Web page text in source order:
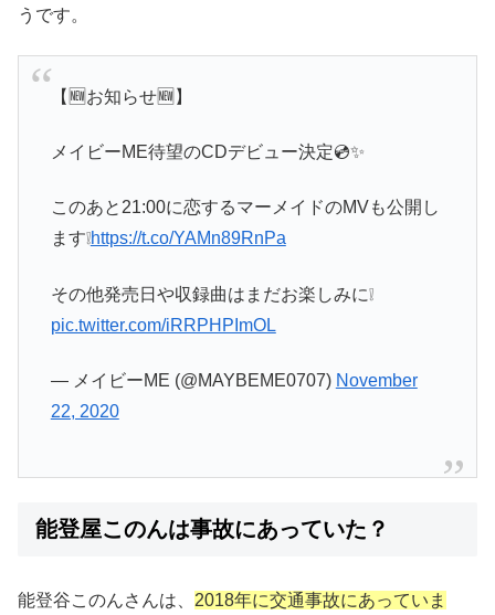
うです。
【🆕お知らせ🆕】
メイビーME待望のCDデビュー決定💿✨
このあと21:00に恋するマーメイドのMVも公開し
ます❕https://t.co/YAMn89RnPa
その他発売日や収録曲はまだお楽しみに❕
pic.twitter.com/iRRPHPImOL
— メイビーME (@MAYBEME0707) November
22, 2020
能登屋このんは事故にあっていた？
能登谷このんさんは、 2018年に交通事故にあっていま